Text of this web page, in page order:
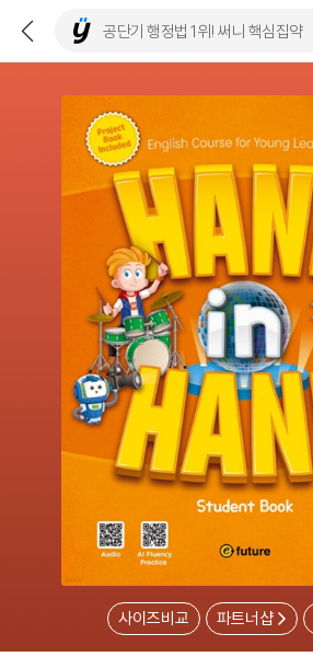
사이즈비교 파트너샵